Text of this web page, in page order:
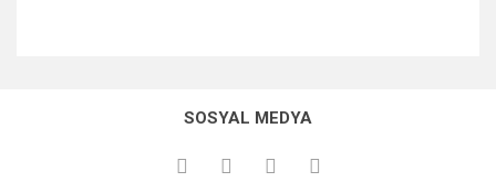
kullanarak tarafımıza iletebilirsiniz.
Görüş ve önerileriniz için teşekkür ederiz.
SOSYAL MEDYA